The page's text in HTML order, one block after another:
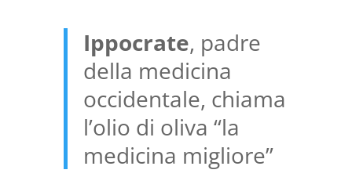
Ippocrate, padre
della medicina
occidentale, chiama
l’olio di oliva “la
medicina migliore”